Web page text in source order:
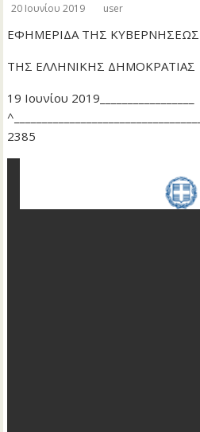
20 Ιουνίου 2019 user
ΕΦΗΜΕΡΙΔΑ ΤΗΣ ΚΥΒΕΡΝΗΣΕΩΣ
ΤΗΣ ΕΛΛΗΝΙΚΗΣ ΔΗΜΟΚΡΑΤΙΑΣ
19 Ιουνίου 2019_________________
2385